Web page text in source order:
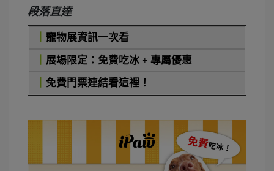
段落直達
寵物展資訊一次看
展場限定：免費吃冰 + 專屬優惠
免費門票連結看這裡！